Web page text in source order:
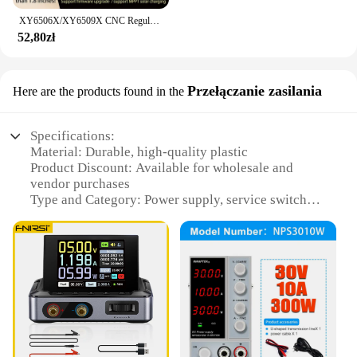
XY6506X/XY6509X CNC Regulowany regulator napięcia zasilania DC Konserwacja prądu stałego 390W 585W Moduł obniżający napięcie
52,80zł
Here are the products found in the Przełączanie zasilania
Specifications:
Material: Durable, high-quality plastic
Product Discount: Available for wholesale and
vendor purchases
Type and Category: Power supply, service switch
to-use interface
Usage and Purpose: Ideal for powering and
switching various electronic devices
Typical Adaptive Scenario: Suitable for a range of
applications, from home appliances to industrial
equipment
Shape or Size or Weight or Quantity: Compact and
lightweight, with multiple sets available for sale